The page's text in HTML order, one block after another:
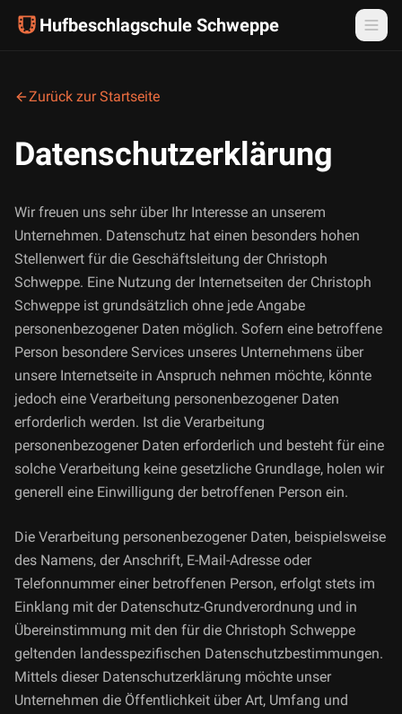
Hufbeschlagschule Schweppe
Zurück zur Startseite
Datenschutzerklärung
Wir freuen uns sehr über Ihr Interesse an unserem
Unternehmen. Datenschutz hat einen besonders hohen
Stellenwert für die Geschäftsleitung der Christoph
Schweppe. Eine Nutzung der Internetseiten der Christoph
Schweppe ist grundsätzlich ohne jede Angabe
personenbezogener Daten möglich. Sofern eine betroffene
Person besondere Services unseres Unternehmens über
unsere Internetseite in Anspruch nehmen möchte, könnte
jedoch eine Verarbeitung personenbezogener Daten
erforderlich werden. Ist die Verarbeitung
personenbezogener Daten erforderlich und besteht für eine
solche Verarbeitung keine gesetzliche Grundlage, holen wir
generell eine Einwilligung der betroffenen Person ein.
Die Verarbeitung personenbezogener Daten, beispielsweise
des Namens, der Anschrift, E-Mail-Adresse oder
Telefonnummer einer betroffenen Person, erfolgt stets im
Einklang mit der Datenschutz-Grundverordnung und in
Übereinstimmung mit den für die Christoph Schweppe
geltenden landesspezifischen Datenschutzbestimmungen.
Mittels dieser Datenschutzerklärung möchte unser
Unternehmen die Öffentlichkeit über Art, Umfang und